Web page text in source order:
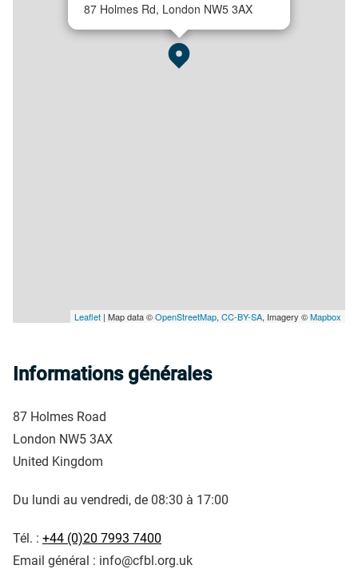
87 Holmes Rd, London NW5 3AX
Leaflet | Map data ©OpenStreetMap, CC-BY-SA, Imagery ©Mapbox
Informations générales
87 Holmes Road
London NW5 3AX
United Kingdom
Du lundi au vendredi, de 08:30 à 17:00
Tél. : +44 (0)20 7993 7400
Email général : info@cfbl.org.uk